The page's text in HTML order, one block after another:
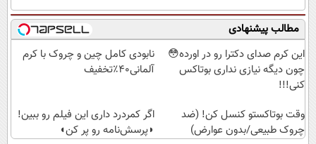
مطالب پیشنهادی
این کرم صدای دکترا رو در اورده😳
چون دیگه نیازی نداری بوتاکس
کنی!!!
نابودی کامل چین و چروک با کرم
آلمانی۴۰٪تخفیف
وقت بوتاکستو کنسل کن! (ضد
چروک طبیعی/بدون عوارض)
اگر کمردرد داری این فیلم رو ببین!
◗پرسش‌نامه رو پر کن◖